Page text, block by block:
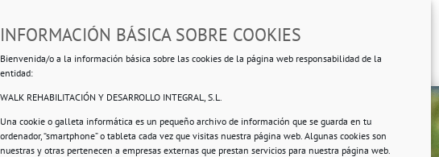
INFORMACIÓN BÁSICA SOBRE COOKIES
Bienvenida/o a la información básica sobre las cookies de la página web responsabilidad de la
entidad:
WALK REHABILITACIÓN Y DESARROLLO INTEGRAL, S.L.
Una cookie o galleta informática es un pequeño archivo de información que se guarda en tu
ordenador, “smartphone” o tableta cada vez que visitas nuestra página web. Algunas cookies son
nuestras y otras pertenecen a empresas externas que prestan servicios para nuestra página web.